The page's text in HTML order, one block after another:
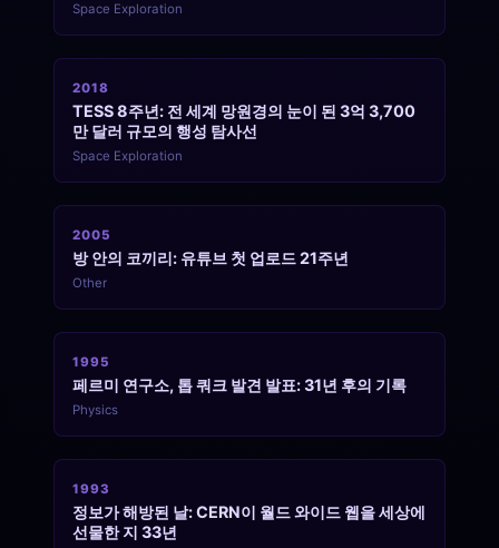
Space Exploration
2018
TESS 8주년: 전 세계 망원경의 눈이 된 3억 3,700
만 달러 규모의 행성 탐사선
Space Exploration
2005
방 안의 코끼리: 유튜브 첫 업로드 21주년
Other
1995
페르미 연구소, 톱 쿼크 발견 발표: 31년 후의 기록
Physics
1993
정보가 해방된 날: CERN이 월드 와이드 웹을 세상에
선물한 지 33년